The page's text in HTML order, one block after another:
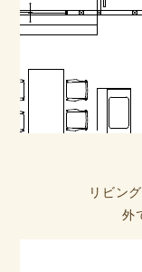
リビン
外